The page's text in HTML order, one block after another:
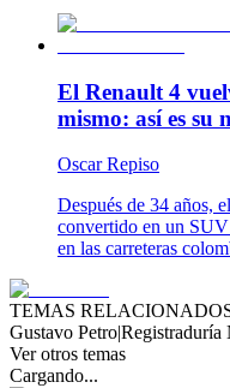
El Renault 4
mismo: así es su
Oscar Repiso
Después de 34 años,
convertido en un SUV
en las carreteras
TEMAS
Gustavo Petro|Registraduría
Ver otros temas
Cargando...